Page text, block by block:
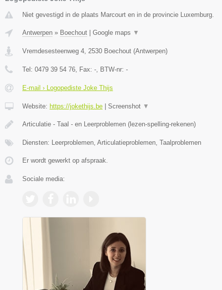
Niet gevestigd in de plaats Marcourt en in de provincie Luxemburg.
Antwerpen » Boechout | Google maps ▼
Vremdesesteenweg 4 2530 Boechout (Antwerpen)
Tel: 0479 39 54 76 , Fax: - , BTW-nr: -
E-mail › Logopediste Joke Thijs
Website: https://jokethijs.be | Screenshot ▼
Articulatie - Taal - en Leerproblemen (lezen-spelling-rekenen)
Diensten: Leerproblemen, Articulatieproblemen, Taalproblemen
Er wordt gewerkt op afspraak.
Sociale media: